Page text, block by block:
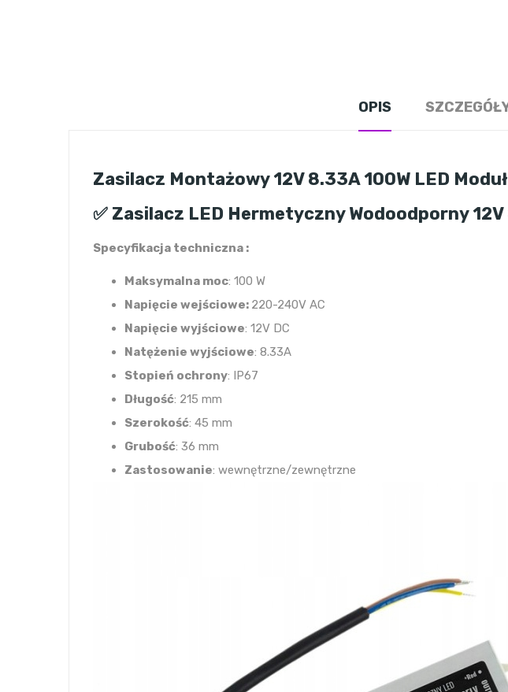
OPIS
Zasilacz Montażowy 12V 8.33A 100W LED
✅ Zasilacz LED Hermetyczny Wodoodporny 12V
Specyfikacja techniczna :
Maksymalna moc: 100 W
Napięcie wejściowe: 220-240V AC
Napięcie wyjściowe: 12V DC
Natężenie wyjściowe: 8.33A
Stopień ochrony: IP67
Długość: 215 mm
Szerokość: 45 mm
Grubość: 36 mm
Zastosowanie: wewnętrzne/zewnętrzne